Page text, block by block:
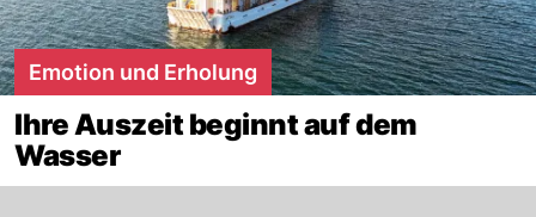
Emotion und Erholung
Ihre Auszeit beginnt auf dem
Wasser